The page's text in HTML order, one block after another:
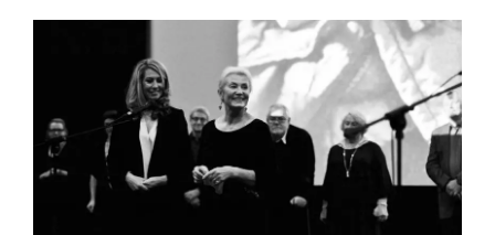
LAUKTA
GIEDRĖS
ŽICKYTĖS
FILMO
„MEISTRAS
TATJANA“
NACIONALINĖ